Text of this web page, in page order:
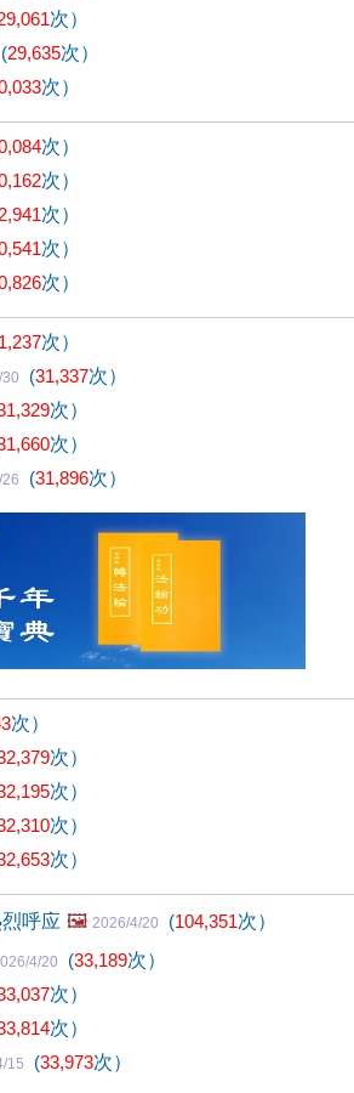
次）
(29,635次）
次）
次）
次）
次）
次）
次）
次）
(31,337次）
次）
次）
(31,896次）
次）
次）
次）
次）
次）
呼应 🖼️ 2026/4/20 (104,351次）
4/20 (33,189次）
次）
次）
15 (33,973次）